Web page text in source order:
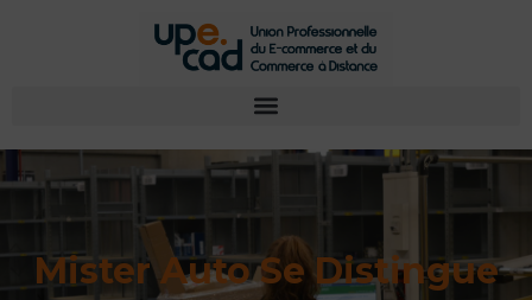
Mister Auto Se Distingue